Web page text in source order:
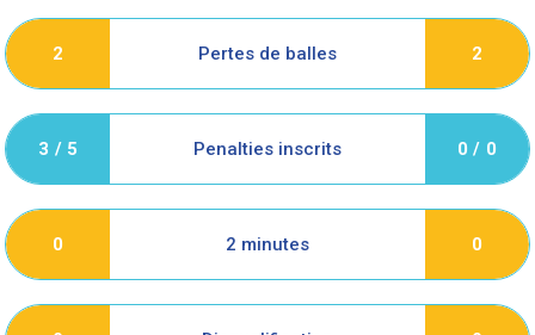
2 Pertes de balles 2
3 / 5 Penalties inscrits 0 / 0
0 2 minutes 0